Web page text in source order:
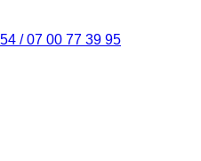
/ 07 00 77 39 95